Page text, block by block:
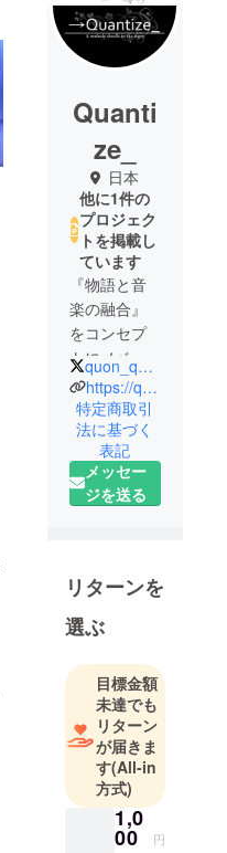
Quanti
ze_
日本
他に1件の
プロジェク
トを掲載し
ています
『物語と音
楽の融合』
をコンセプ
トにノベル
ゲームの制
作を行って
います。
quon_quantize_8
https://quantizegame.wixsite.com/quantize
特定商取引
法に基づく
表記
メッセー
ジを送る
リターンを
選ぶ
目標金額
未達でも
リターン
が届きま
す(All-in
方式)
1,0
00 円